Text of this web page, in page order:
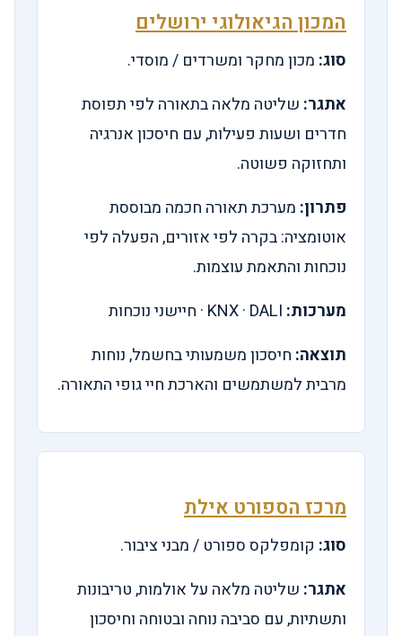
המכון הגיאולוגי ירושלים
סוג: מכון מחקר ומשרדים / מוסדי.
אתגר: שליטה מלאה בתאורה לפי תפוסת
חדרים ושעות פעילות, עם חיסכון אנרגיה
ותחזוקה פשוטה.
פתרון: מערכת תאורה חכמה מבוססת
אוטומציה: בקרה לפי אזורים, הפעלה לפי
נוכחות והתאמת עוצמות.
מערכות:
תוצאה: חיסכון משמעותי בחשמל, נוחות
מרבית למשתמשים והארכת חיי גופי התאורה.
מרכז הספורט אילת
סוג: קומפלקס ספורט / מבני ציבור.
אתגר: שליטה מלאה על אולמות, טריבונות
ותשתיות, עם סביבה נוחה ובטוחה וחיסכון